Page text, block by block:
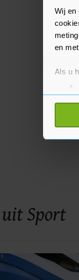
Wij en
en
Als u
Lees
Sport